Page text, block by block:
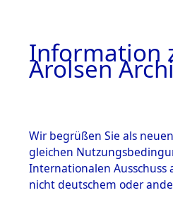
BESTÄNDE
Information
Arolsen
Wir begrüßen Sie als
gleichen
Internationalen Ausschuss
nicht deutschem oder